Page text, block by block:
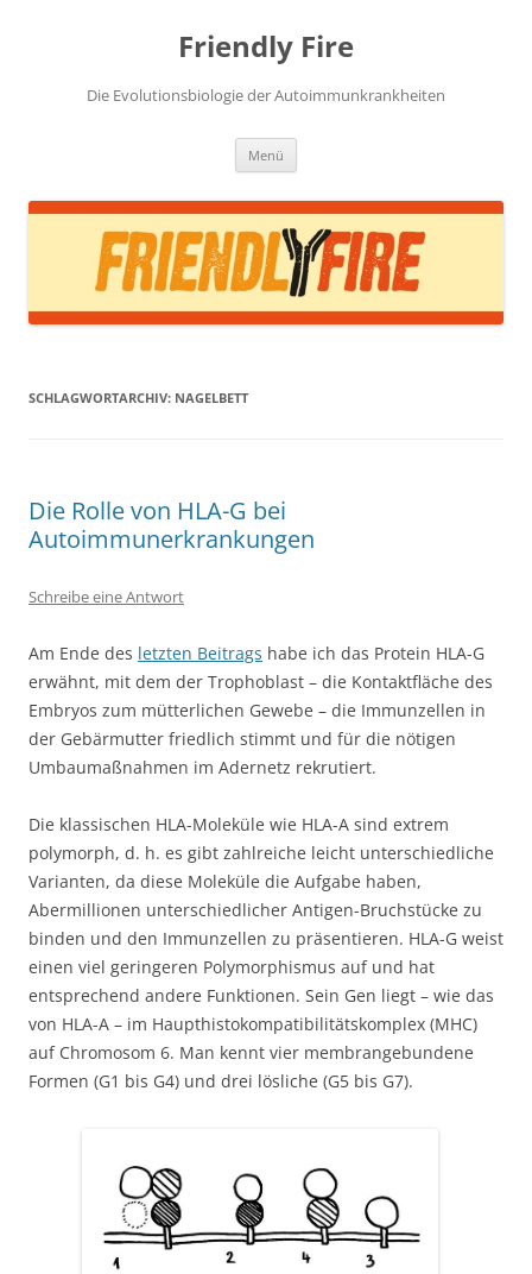
Friendly Fire
Die Evolutionsbiologie der Autoimmunkrankheiten
Menü
SCHLAGWORTARCHIV: NAGELBETT
Die Rolle von HLA-G bei
Autoimmunerkrankungen
Schreibe eine Antwort
Am Ende des letzten Beitrags habe ich das Protein HLA-G
erwähnt, mit dem der Trophoblast – die Kontaktfläche des
Embryos zum mütterlichen Gewebe – die Immunzellen in
der Gebärmutter friedlich stimmt und für die nötigen
Umbaumaßnahmen im Adernetz rekrutiert.
Die klassischen HLA-Moleküle wie HLA-A sind extrem
polymorph, d. h. es gibt zahlreiche leicht unterschiedliche
Varianten, da diese Moleküle die Aufgabe haben,
Abermillionen unterschiedlicher Antigen-Bruchstücke zu
binden und den Immunzellen zu präsentieren. HLA-G weist
einen viel geringeren Polymorphismus auf und hat
entsprechend andere Funktionen. Sein Gen liegt – wie das
von HLA-A – im Haupthistokompatibilitätskomplex (MHC)
auf Chromosom 6. Man kennt vier membrangebundene
Formen (G1 bis G4) und drei lösliche (G5 bis G7).